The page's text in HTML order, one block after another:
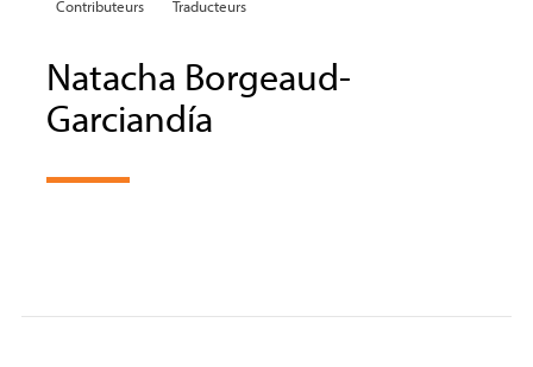
Contributeurs Traducteurs
Natacha Borgeaud-
Garciandía